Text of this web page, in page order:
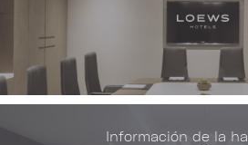
Información de la